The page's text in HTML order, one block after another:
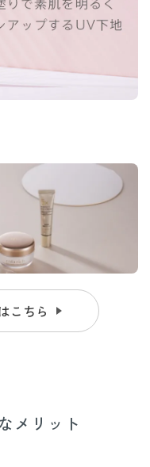
こちら
メリット